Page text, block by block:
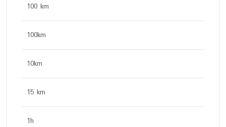
100 km
100km
10km
15 km
1h